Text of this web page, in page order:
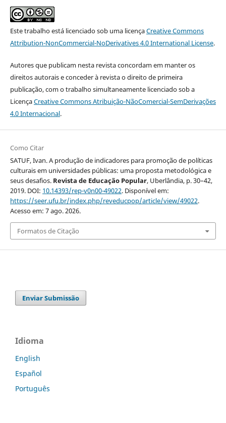
Este trabalho está licenciado sob uma licençaCreative Commons
Attribution-NonCommercial-NoDerivatives 4.0 International License.
Autores que publicam nesta revista concordam em manter os
direitos autorais e conceder à revista o direito de primeira
publicação, com o trabalho simultaneamente licenciado sob a
LicençaCreative Commons Atribuição-NãoComercial-SemDerivações
4.0 Internacional.
Como Citar
SATUF, Ivan. A produção de indicadores para promoção de políticas
culturais em universidades públicas: uma proposta metodológica e
seus desafios. Revista de Educação Popular, Uberlândia, p. 30–42,
2019. DOI: 10.14393/rep-v0n00-49022. Disponível em:
https://seer.ufu.br/index.php/reveducpop/article/view/49022.
Acesso em: 7 ago. 2026.
Formatos de Citação
Enviar Submissão
Idioma
English
Español
Português